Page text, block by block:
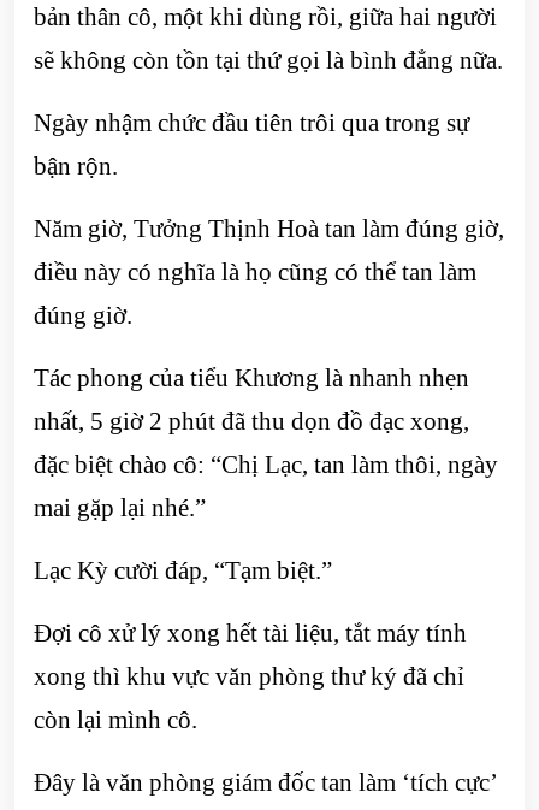
bản thân cô, một khi dùng rồi, giữa hai người
sẽ không còn tồn tại thứ gọi là bình đẳng nữa.
Ngày nhậm chức đầu tiên trôi qua trong sự
bận rộn.
Năm giờ, Tưởng Thịnh Hoà tan làm đúng giờ,
điều này có nghĩa là họ cũng có thể tan làm
đúng giờ.
Tác phong của tiểu Khương là nhanh nhẹn
nhất, 5 giờ 2 phút đã thu dọn đồ đạc xong,
đặc biệt chào cô: “Chị Lạc, tan làm thôi, ngày
mai gặp lại nhé.”
Lạc Kỳ cười đáp, “Tạm biệt.”
Đợi cô xử lý xong hết tài liệu, tắt máy tính
xong thì khu vực văn phòng thư ký đã chỉ
còn lại mình cô.
Đây là văn phòng giám đốc tan làm ‘tích cực’